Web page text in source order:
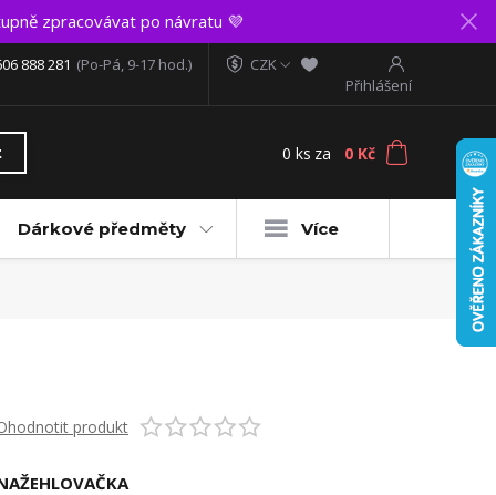
zpracovávat po návratu 💜
CZK
Přihlášení
888 281 (Po-Pá, 9-17 hod.)
0 ks za 0 Kč
Dárkové předměty Více
produkt